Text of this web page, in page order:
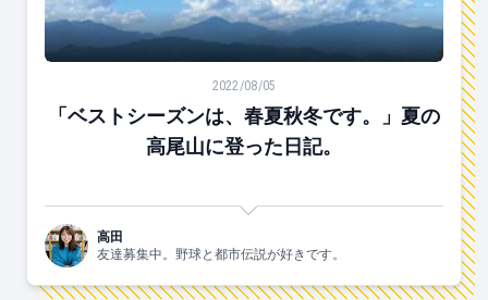
「ベストシーズンは、春夏秋冬です。」夏の高尾山に登
2022/08/05
「ベストシーズンは、春夏秋冬です。」夏の
高尾山に登った日記。
高田
友達募集中。野球と都市伝説が好きです。